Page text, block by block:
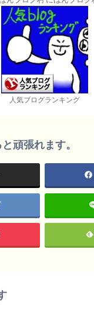
人気ブログランキング
頑張れます。